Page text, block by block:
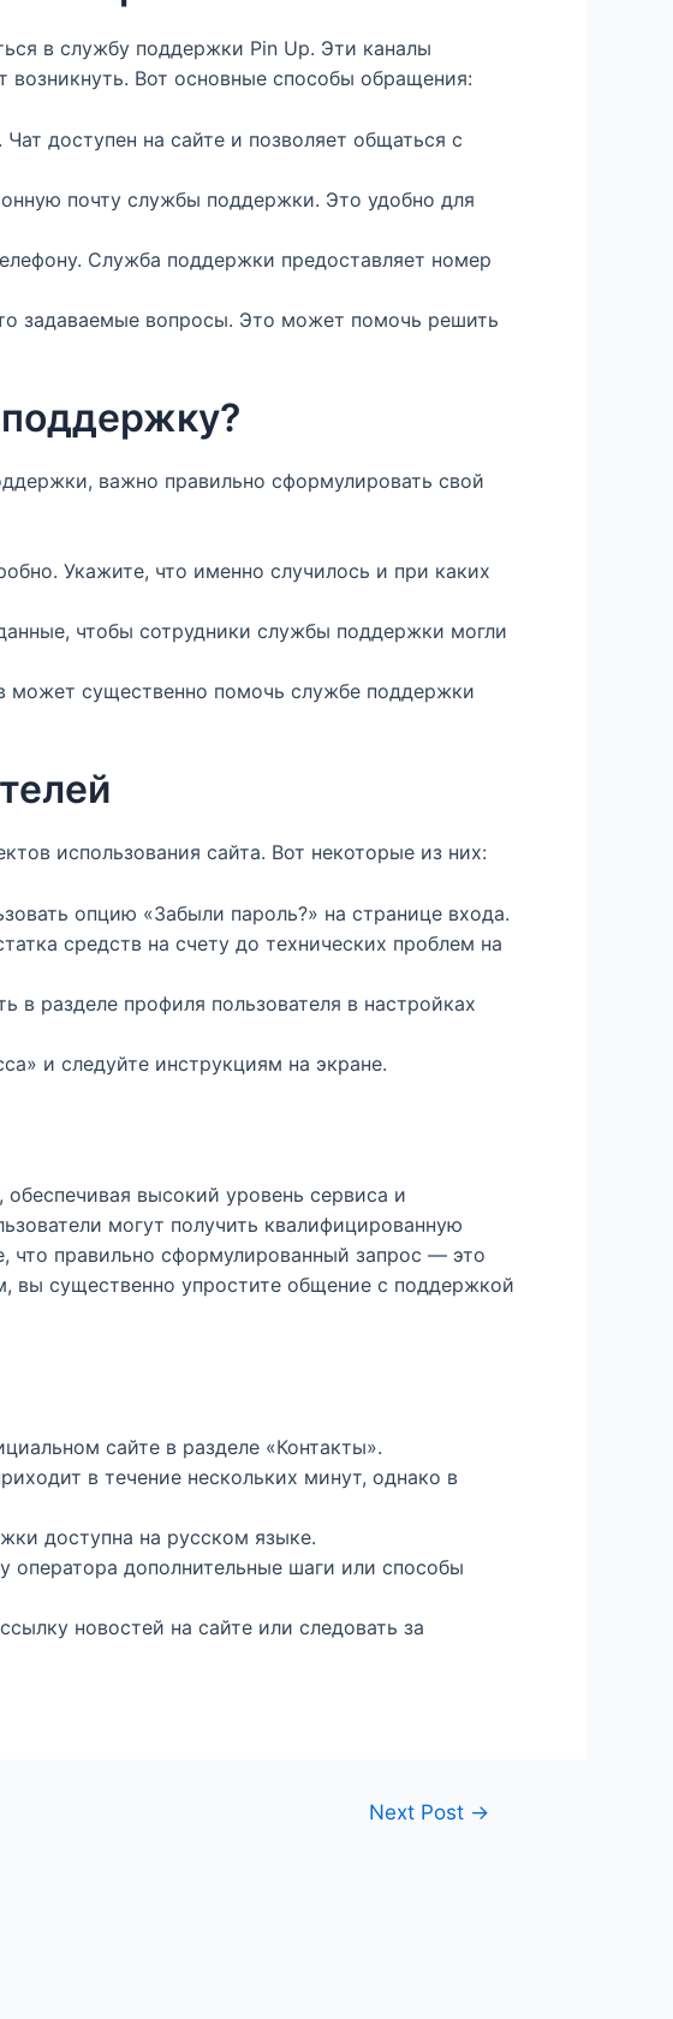
в службу поддержки Pin Up. Эти каналы
Вот основные способы обращения:
доступен на сайте и позволяет общаться с
почту службы поддержки. Это удобно для
Служба поддержки предоставляет номер
задаваемые вопросы. Это может помочь решить
важно правильно сформулировать свой
Укажите, что именно случилось и при каких
чтобы сотрудники службы поддержки могли
может существенно помочь службе поддержки
использования сайта. Вот некоторые из них:
опцию «Забыли пароль?» на странице входа.
средств на счету до технических проблем на
разделе профиля пользователя в настройках
и следуйте инструкциям на экране.
высокий уровень сервиса и
могут получить квалифицированную
правильно сформулированный запрос — это
существенно упростите общение с поддержкой
сайте в разделе «Контакты».
в течение нескольких минут, однако в
доступна на русском языке.
оператора дополнительные шаги или способы
новостей на сайте или следовать за
Next Post →